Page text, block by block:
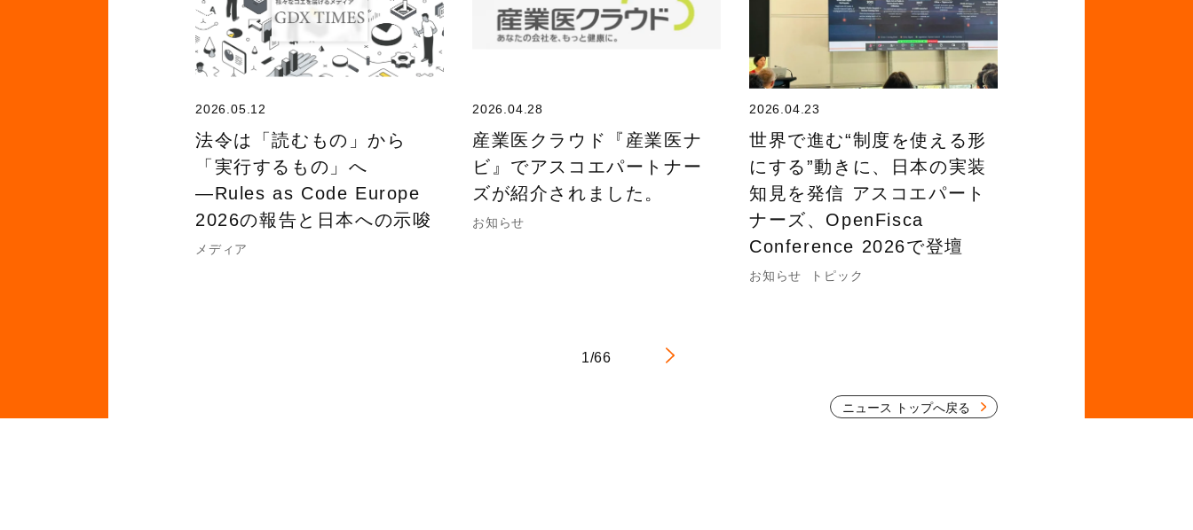
2026.05.12
法令は「読むもの」から
「実行するもの」へ
―Rules as Code Europe
2026の報告と日本への示唆
メディア
2026.04.28
産業医クラウド『産業医ナ
ビ』でアスコエパートナー
ズが紹介されました。
お知らせ
2026.04.23
世界で進む“制度を使える形
にする”動きに、日本の実装
知見を発信 アスコエパート
ナーズ、OpenFisca
Conference 2026で登壇
お知らせ トピック
1/66
ニュース トップへ戻る